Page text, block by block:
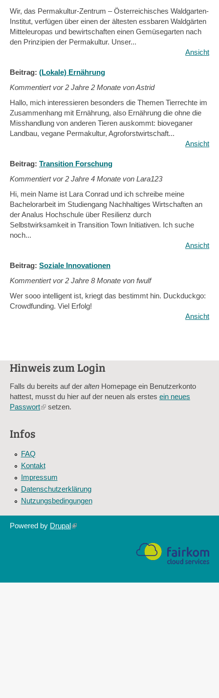
Wir, das Permakultur-Zentrum – Österreichisches Waldgarten-
Institut, verfügen über einen der ältesten essbaren Waldgärten
Mitteleuropas und bewirtschaften einen Gemüsegarten nach
den Prinzipien der Permakultur. Unser...
Ansicht
Beitrag: (Lokale) Ernährung
Kommentiert vor2 Jahre 2 Monate von Astrid
Hallo, mich interessieren besonders die Themen Tierrechte im
Zusammenhang mit Ernährung, also Ernährung die ohne die
Misshandlung von anderen Tieren auskommt: bioveganer
Landbau, vegane Permakultur, Agroforstwirtschaft...
Ansicht
Beitrag: Transition Forschung
Kommentiert vor2 Jahre 4 Monate von Lara123
Hi, mein Name ist Lara Conrad und ich schreibe meine
Bachelorarbeit im Studiengang Nachhaltiges Wirtschaften an
der Analus Hochschule über Resilienz durch
Selbstwirksamkeit in Transition Town Initiativen. Ich suche
noch...
Ansicht
Beitrag: Soziale Innovationen
Kommentiert vor2 Jahre 8 Monate von fwulf
Wer sooo intelligent ist, kriegt das bestimmt hin. Duckduckgo:
Crowdfunding. Viel Erfolg!
Ansicht
Hinweis zum Login
Falls du bereits auf der alten Homepage ein Benutzerkonto
hattest, musst du hier auf der neuen als erstes ein neues
Passwort(linksetzen.
Infos
FAQ
Kontakt
Impressum
Datenschutzerklärung
Nutzungsbedingungen
Powered by Drupal(link